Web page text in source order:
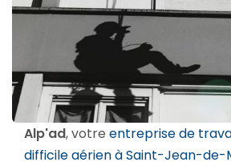
Alp'ad, votre entreprise de
difficile aérien à Saint-Jean-de-